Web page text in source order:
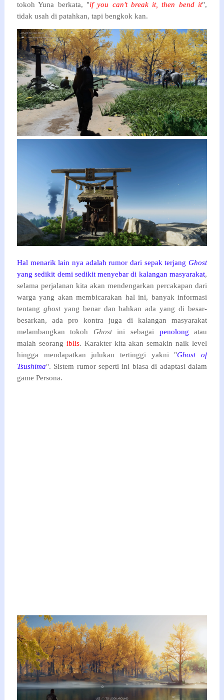
tokoh Yuna berkata, "if you can't break it, then bend it",
tidak usah di patahkan, tapi bengkok kan.
Hal menarik lain nya adalah rumor dari sepak terjangGhost
yang sedikit demi sedikit menyebar di kalangan masyarakat,
selama perjalanan kita akan mendengarkan percakapan dari
warga yang akan membicarakan hal ini, banyak informasi
tentang ghostyang benar dan bahkan ada yang di besar-
besarkan, ada pro kontra juga di kalangan masyarakat
melambangkan tokoh Ghostini sebagai penolong atau
malah seorang iblis. Karakter kita akan semakin naik level
hingga mendapatkan julukan tertinggi yakni "Ghost of
Tsushima". Sistem rumor seperti ini biasa di adaptasi dalam
game Persona.